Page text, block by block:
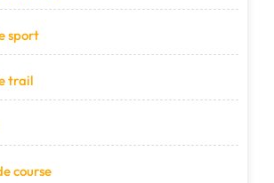
sport
trail
course